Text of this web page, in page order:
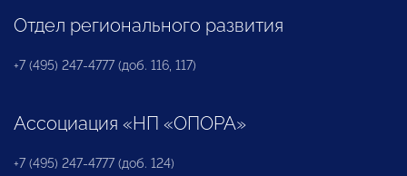
Отдел регионального развития
+7 (495) 247-4777 (доб. 116, 117)
Ассоциация «НП «ОПОРА»
+7 (495) 247-4777 (доб. 124)